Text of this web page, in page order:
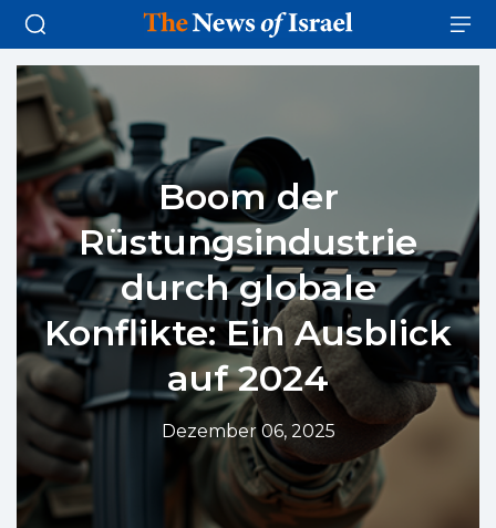
Boom der
Rüstungsindustrie
durch globale
Konflikte: Ein Ausblick
auf 2024
Dezember 06, 2025